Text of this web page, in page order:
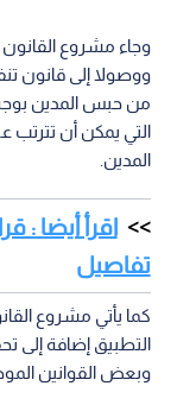
وجاء مشروع القانون
ووصولا إلى قانون
من حبس المدين
التي يمكن أن تترتب
المدين.
اقرأ أيضا :
تفاصيل
كما يأتي مشروع
التطبيق إضافة إلى
وبعض القوانين